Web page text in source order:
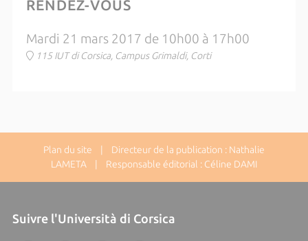
RENDEZ-VOUS
Mardi 21 mars 2017 de 10h00 à 17h00
115 IUT di Corsica, Campus Grimaldi, Corti
Plan du site | Directeur de la publication : Nathalie
LAMETA | Responsable éditorial : Céline DAMI
Suivre l'Università di Corsica